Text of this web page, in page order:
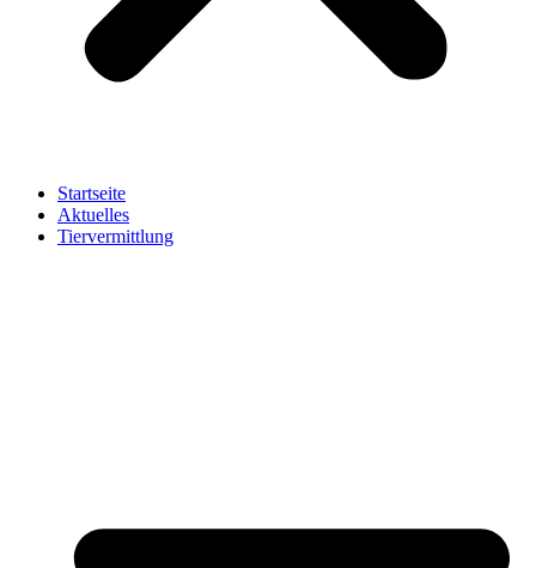
Startseite
Aktuelles
Tiervermittlung